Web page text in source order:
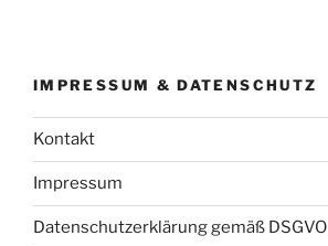
IMPRESSUM & DATENSCHUTZ
Kontakt
Impressum
Datenschutzerklärung gemäß DSGVO